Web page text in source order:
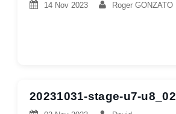
14 Nov 2023 Roger GONZATO
20231031-stage-u7-u8_02